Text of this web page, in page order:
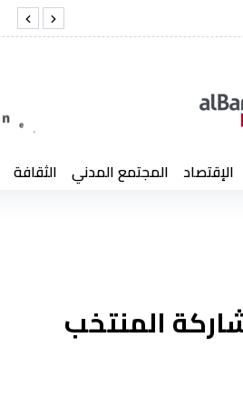
الإقتصاد المجتمع المدني الثقافة
المنتخب